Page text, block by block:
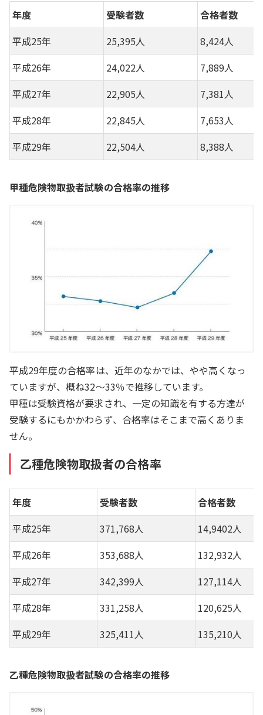
年度 受験者数
合格者数
平成25年
25,395人
8,424人
平成26年
24,022人
7,889人
平成27年
22,905人
7,381人
平成28年
22,845人
7,653人
平成29年
22,504人 8,388人
甲種危険物取扱者試験の合格率の推移
平成29年度の合格率は、近年のなかでは、やや高くなっ
ていますが、概ね32～33％で推移しています。
甲種は受験資格が要求され、一定の知識を有する方達が
受験するにもかかわらず、合格率はそこまで高くありま
せん。
乙種危険物取扱者の合格率
年度 受験者数
合格者数
平成25年
371,768人
14,9402人
平成26年
353,688人
132,932人
平成27年
342,399人
127,114人
平成28年
331,258人
120,625人
平成29年
325,411人 135,210人
乙種危険物取扱者試験の合格率の推移